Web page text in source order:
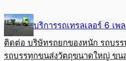
to
content
บริการรถเทรลเลอร์ 6
ติดต่อ บริษัทรถยกของหนัก รถบร
รถบรรทุกขนส่งวัตถุขนาดใหญ่ ข